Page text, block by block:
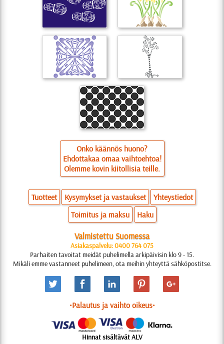
Onko käännös huono?
Ehdottakaa omaa vaihtoehtoa!
Olemme kovin kiitollisia teille.
Tuotteet Kysymykset ja vastaukset
Yhteystiedot
Toimitus ja maksu
Haku
Valmistettu Suomessa
Asiakaspalvelu: 0400 764 075
Parhaiten tavoitat meidät puhelimella arkipäivisin klo 9 - 15.
Mikäli emme vastanneet puhelimeen, ota meihin yhteyttä sähköpostitse.
•Palautus ja vaihto oikeus•
Hinnat sisältävät ALV